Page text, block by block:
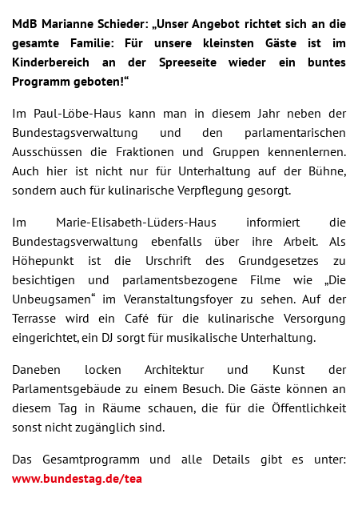
MdB Marianne Schieder: „Unser Angebot richtet sich an die
gesamte Familie: Für unsere kleinsten Gäste ist im
Kinderbereich an der Spreeseite wieder ein buntes
Programm geboten!“
Im Paul-Löbe-Haus kann man in diesem Jahr neben der
Bundestagsverwaltung und den parlamentarischen
Ausschüssen die Fraktionen und Gruppen kennenlernen.
Auch hier ist nicht nur für Unterhaltung auf der Bühne,
sondern auch für kulinarische Verpflegung gesorgt.
Im Marie-Elisabeth-Lüders-Haus informiert die
Bundestagsverwaltung ebenfalls über ihre Arbeit. Als
Höhepunkt ist die Urschrift des Grundgesetzes zu
besichtigen und parlamentsbezogene Filme wie „Die
Unbeugsamen“ im Veranstaltungsfoyer zu sehen. Auf der
Terrasse wird ein Café für die kulinarische Versorgung
eingerichtet, ein DJ sorgt für musikalische Unterhaltung.
Daneben locken Architektur und Kunst der
Parlamentsgebäude zu einem Besuch. Die Gäste können an
diesem Tag in Räume schauen, die für die Öffentlichkeit
sonst nicht zugänglich sind.
Das Gesamtprogramm und alle Details gibt es unter:
www.bundestag.de/tea